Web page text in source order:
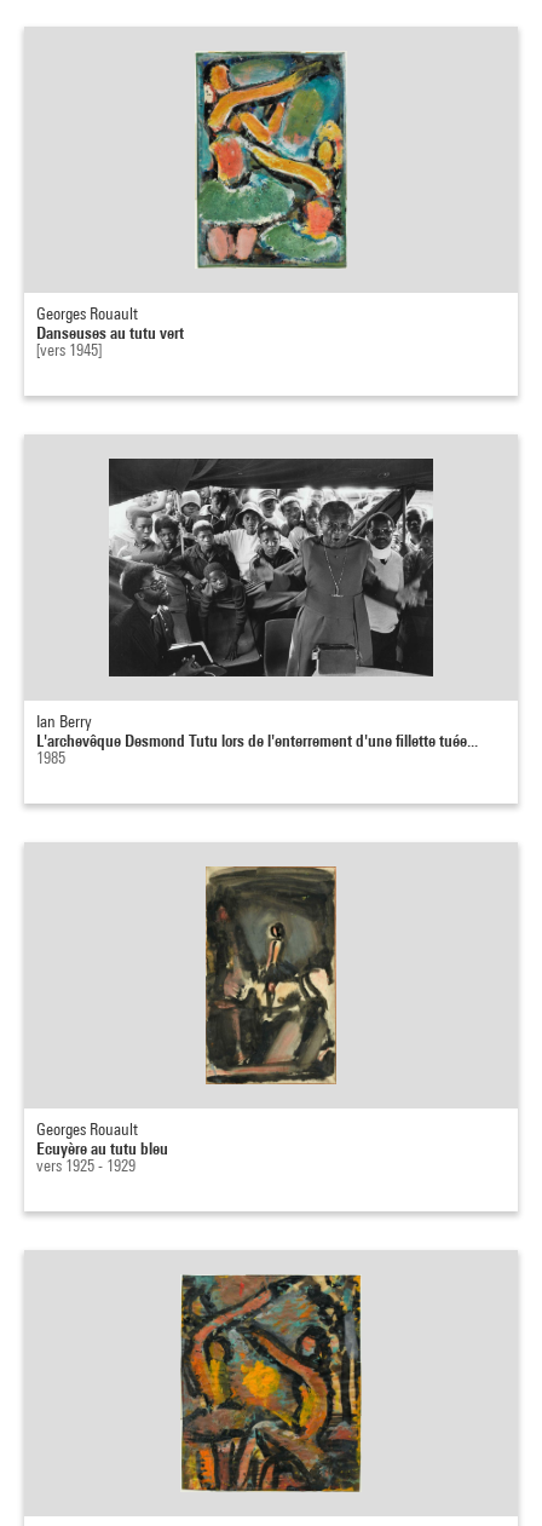
Georges Rouault
Danseuses au tutu vert
[vers 1945]
Ian Berry
L'archevêque Desmond Tutu lors de l'enterrement d'une fillette tuée...
1985
Georges Rouault
Ecuyère au tutu bleu
vers 1925 - 1929